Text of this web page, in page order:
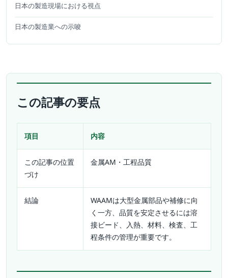
日本の製造現場における視点
日本の製造業への示唆
この記事の要点
項目 内容
この記事の位置
づけ
金属AM・工程品質
結論
WAAMは大型金属部品や補修に向
く一方、品質を安定させるには溶
接ビード、入熱、材料、検査、工
程条件の管理が重要です。